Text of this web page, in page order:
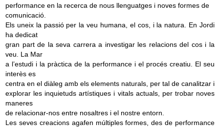
performance en la recerca de nous llenguatges i noves formes de
comunicació.
Els uneix la passió per la veu humana, el cos, i la natura. En Jordi
ha dedicat
gran part de la seva carrera a investigar les relacions del cos i la
veu. La Mar
a l’estudi i la pràctica de la performance i el procés creatiu. El seu
interès es
centra en el diàleg amb els elements naturals, per tal de canalitzar i
explorar les inquietuds artístiques i vitals actuals, per trobar noves
maneres
de relacionar-nos entre nosaltres i el nostre entorn.
Les seves creacions agafen múltiples formes, des de performance